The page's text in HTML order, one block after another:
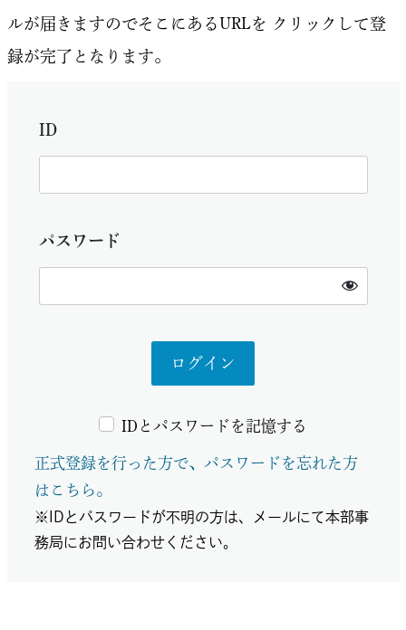
ルが届きますのでそこにあるURLを クリックして登
録が完了となります。
ID
パスワード
IDとパスワードを記憶する
正式登録を行った方で、パスワードを忘れた方
はこちら。
※IDとパスワードが不明の方は、メールにて本部事
務局にお問い合わせください。